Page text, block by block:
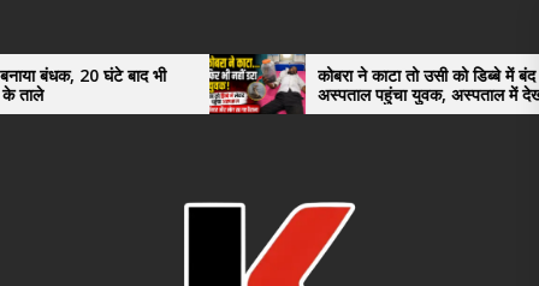
the
content
बाद भी
कोबरा ने काटा तो उसी को डिब्बे में बंद कर
अस्पताल पहुंचा युवक, अस्पताल में देखकर डॉक्टर
भी रह गए हैरान